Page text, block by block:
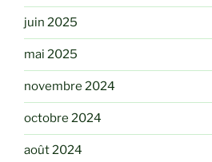
juin 2025
mai 2025
novembre 2024
octobre 2024
août 2024